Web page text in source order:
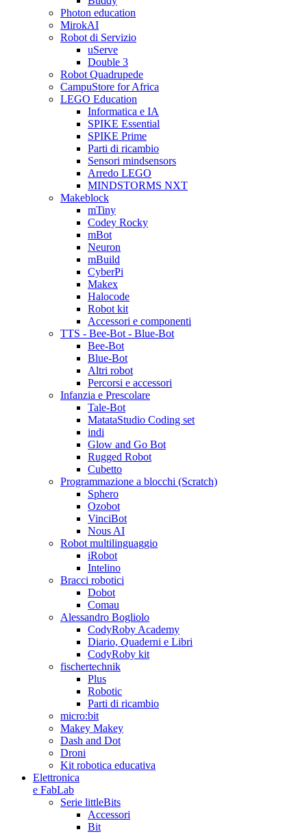
Photon education
MirokAI
Robot di Servizio
uServe
Double 3
Robot Quadrupede
CampuStore for Africa
LEGO Education
Informatica e IA
SPIKE Essential
SPIKE Prime
Parti di ricambio
Sensori mindsensors
Arredo LEGO
MINDSTORMS NXT
Makeblock
mTiny
Codey Rocky
mBot
Neuron
mBuild
CyberPi
Makex
Halocode
Robot kit
Accessori e componenti
TTS - Bee-Bot - Blue-Bot
Bee-Bot
Blue-Bot
Altri robot
Percorsi e accessori
Infanzia e Prescolare
Tale-Bot
MatataStudio Coding set
indi
Glow and Go Bot
Rugged Robot
Cubetto
Programmazione a blocchi (Scratch)
Sphero
Ozobot
VinciBot
Nous AI
Robot multilinguaggio
iRobot
Intelino
Bracci robotici
Dobot
Comau
Alessandro Bogliolo
CodyRoby Academy
Diario, Quaderni e Libri
CodyRoby kit
fischertechnik
Plus
Robotic
Parti di ricambio
micro:bit
Makey Makey
Dash and Dot
Droni
Kit robotica educativa
Elettronica
e FabLab
Serie littleBits
Accessori
Bit